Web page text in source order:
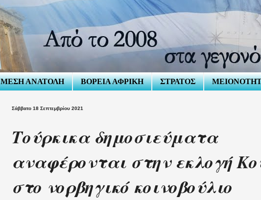
ΜΕΣΗ ΑΝΑΤΟΛΗ ΒΟΡΕΙΑ ΑΦΡΙΚΗ ΣΤΡΑΤΟΣ
Σάββατο 18 Σεπτεμβρίου 2021
Τούρκικα δημοσιεύματα
αναφέρονται στην εκλογή
στο νορβηγικό κοινοβούλιο